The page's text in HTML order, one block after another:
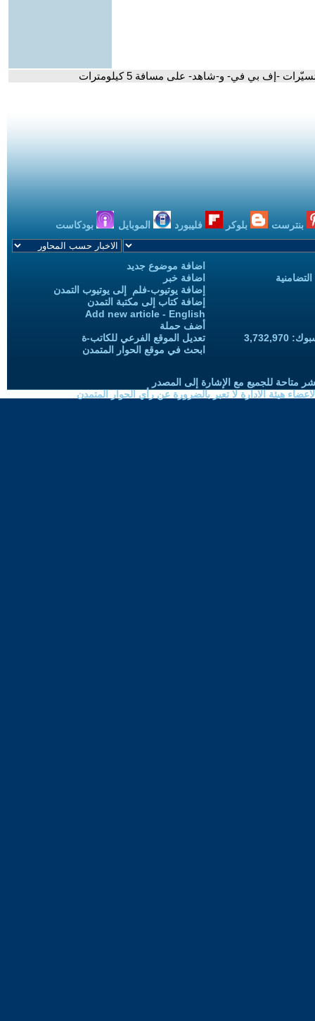
-إف بي في- و-شاهد- على مسافة 5 كيلومترات
بنترست بلوكر فليبورد الموبايل بودكاست
اضافة موضوع جديد
اضافة خبر
إضافة يوتيوب-فلم إلى يوتيوب التمدن
إضافة كتاب إلى مكتبة التمدن
Add new article - English
أضف حملة
تعديل الموقع الفرعي للكاتب-ة
ابحث في موقع الحوار المتمدن
متاحة للجميع مع الإشارة إلى المصدر
هيئة الادارة لا تعبر بالضرورة عن رأي الحوار المتمدن